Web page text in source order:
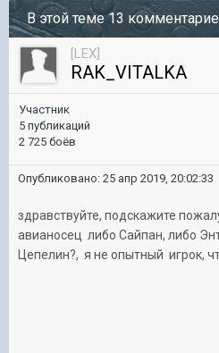
В этой теме 13
[LEX]
RAK_VITALKA
Участник
5 публикаций
2 725 боёв
Опубликовано: 25 апр 2019, 20:02:33
здравствуйте, подскажите
авианосец либо Сайпан, либо
Цепелин?, я не опытный игрок,